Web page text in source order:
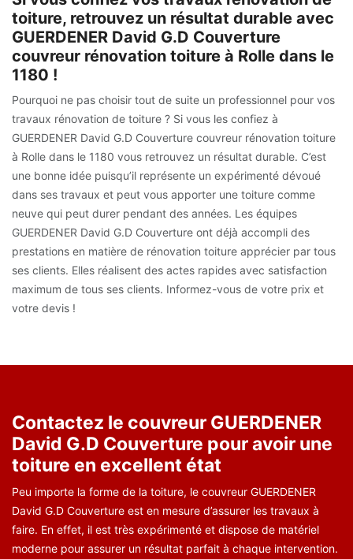
toiture, retrouvez un résultat durable avec
GUERDENER David G.D Couverture
couvreur rénovation toiture à Rolle dans le
1180 !
Pourquoi ne pas choisir tout de suite un professionnel pour vos
travaux rénovation de toiture ? Si vous les confiez à
GUERDENER David G.D Couverture couvreur rénovation toiture
à Rolle dans le 1180 vous retrouvez un résultat durable. C’est
une bonne idée puisqu’il représente un expérimenté dévoué
dans ses travaux et peut vous apporter une toiture comme
neuve qui peut durer pendant des années. Les équipes
GUERDENER David G.D Couverture ont déjà accompli des
prestations en matière de rénovation toiture apprécier par tous
ses clients. Elles réalisent des actes rapides avec satisfaction
maximum de tous ses clients. Informez-vous de votre prix et
votre devis !
Contactez le couvreur GUERDENER
David G.D Couverture pour avoir une
toiture en excellent état
Peu importe la forme de la toiture, le couvreur GUERDENER
David G.D Couverture est en mesure d’assurer les travaux à
faire. En effet, il est très expérimenté et dispose de matériel
moderne pour assurer un résultat parfait à chaque intervention.